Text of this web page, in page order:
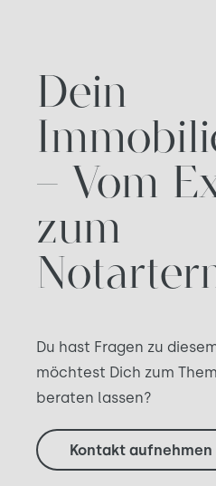
Dein
– Vom
zum
Du hast Fragen zu
möchtest Dich zum
beraten lassen?
Kontakt aufnehmen